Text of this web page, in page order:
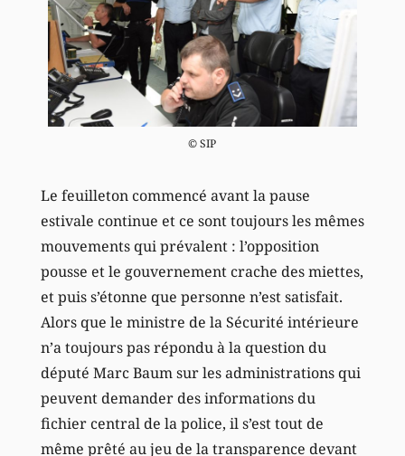
© SIP
Le feuilleton commencé avant la pause
estivale continue et ce sont toujours les mêmes
mouvements qui prévalent : l’opposition
pousse et le gouvernement crache des miettes,
et puis s’étonne que personne n’est satisfait.
Alors que le ministre de la Sécurité intérieure
n’a toujours pas répondu à la question du
député Marc Baum sur les administrations qui
peuvent demander des informations du
fichier central de la police, il s’est tout de
même prêté au jeu de la transparence devant